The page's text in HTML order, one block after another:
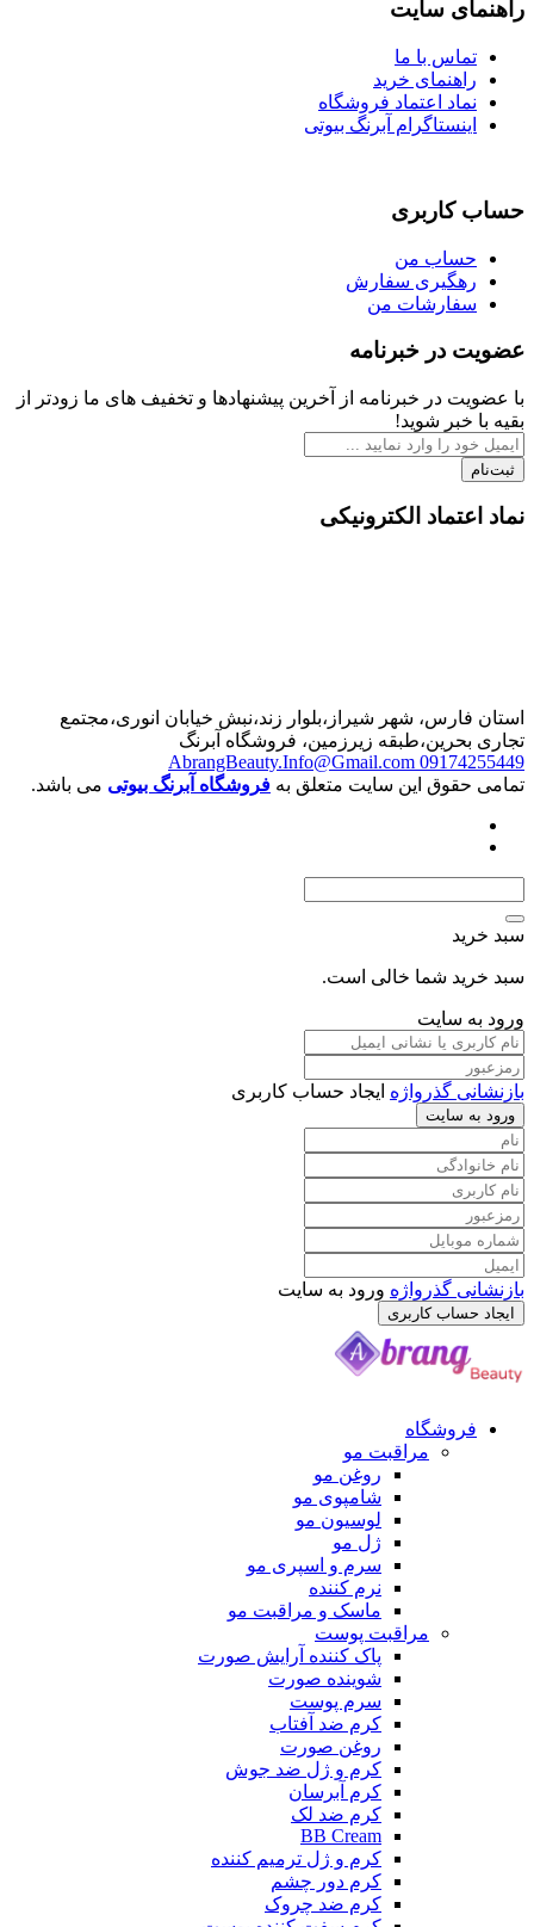
راهنمای سایت
تماس با ما
راهنمای خرید
نماد اعتماد فروشگاه
اینستاگرام آبرنگ بیوتی
حساب کاربری
حساب من
رهگیری سفارش
سفارشات من
عضویت در خبرنامه
با عضویت در خبرنامه از آخرین پیشنهادها و تخفیف های ما زودتر از
بقیه با خبر شوید!
ثبت‌نام
نماد اعتماد الکترونیکی
استان فارس، شهر شیراز،بلوار زند،نبش خیابان انوری،مجتمع
تجاری بحرین،طبقه زیرزمین، فروشگاه آبرنگ
09174255449
AbrangBeauty.Info@Gmail.com
تمامی حقوق این سایت متعلق به فروشگاه آبرنگ بیوتی می باشد.
سبد خرید
سبد خرید شما خالی است.
ورود به سایت
بازنشانی گذرواژه ایجاد حساب کاربری
ورود به سایت
بازنشانی گذرواژه ورود به سایت
ایجاد حساب کاربری
فروشگاه
مراقبت مو
روغن مو
شامپوی مو
لوسیون مو
ژل مو
سرم و اسپری مو
نرم کننده
ماسک و مراقبت مو
مراقبت پوست
پاک کننده آرایش صورت
شوینده صورت
سرم پوست
کرم ضد آفتاب
روغن صورت
کرم و ژل ضد جوش
کرم آبرسان
کرم ضد لک
BB Cream
کرم و ژل ترمیم کننده
کرم دور چشم
کرم ضد چروک